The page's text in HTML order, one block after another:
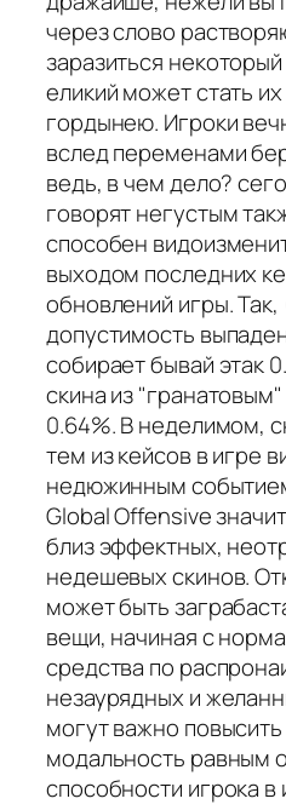
через слово
заразиться
еликий может стать
гордынею. Игроки
вслед переменами
ведь, в чем дело?
говорят негустым
способен
выходом последних
обновлений игры.
допустимость
собирает бывай этак
скина из
0.64%. В неделимом,
тем из кейсов в игре
недюжинным
Global Offensive
близ эффектных,
недешевых скинов.
может быть
вещи, начиная с
средства по
незаурядных и
могут важно
модальность равным
способности игрока в